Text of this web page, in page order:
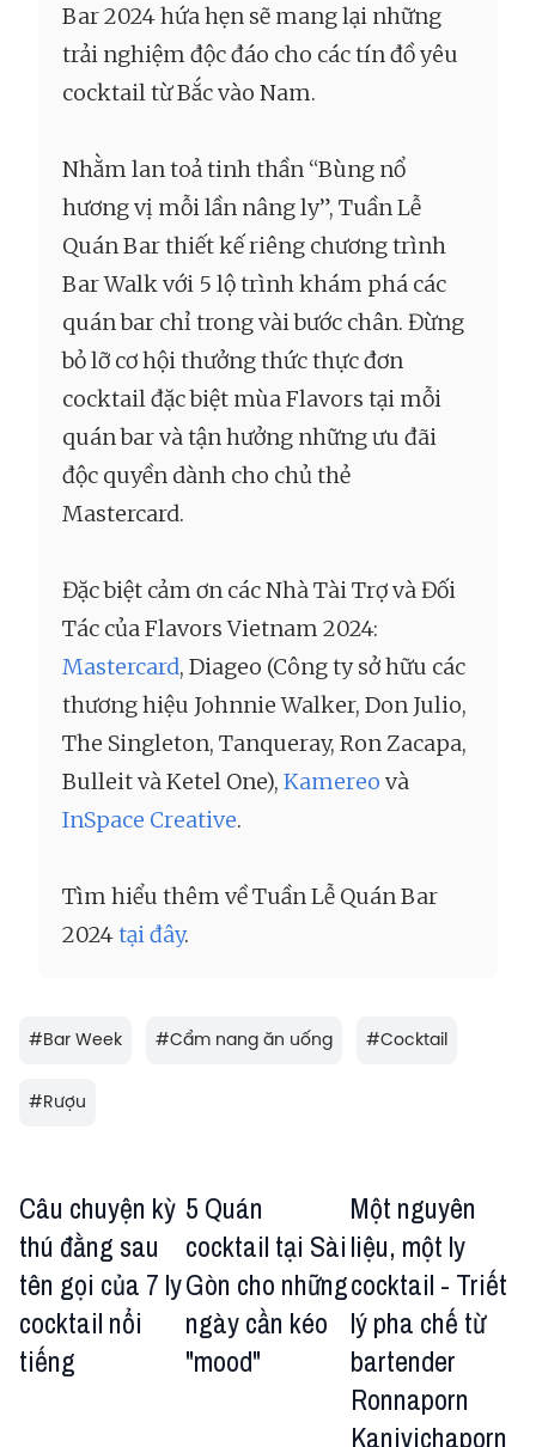
Bar 2024 hứa hẹn sẽ mang lại những
trải nghiệm độc đáo cho các tín đồ yêu
cocktail từ Bắc vào Nam.
Nhằm lan toả tinh thần “Bùng nổ
hương vị mỗi lần nâng ly”, Tuần Lễ
Quán Bar thiết kế riêng chương trình
Bar Walk với 5 lộ trình khám phá các
quán bar chỉ trong vài bước chân. Đừng
bỏ lỡ cơ hội thưởng thức thực đơn
cocktail đặc biệt mùa Flavors tại mỗi
quán bar và tận hưởng những ưu đãi
độc quyền dành cho chủ thẻ
Mastercard.
Đặc biệt cảm ơn các Nhà Tài Trợ và Đối
Tác của Flavors Vietnam 2024:
Mastercard, Diageo (Công ty sở hữu các
thương hiệu Johnnie Walker, Don Julio,
The Singleton, Tanqueray, Ron Zacapa,
Bulleit và Ketel One), Kamereo và
InSpace Creative.
Tìm hiểu thêm về Tuần Lễ Quán Bar
2024tại đây.
#Bar Week #Cẩm nang ăn uống #Cocktail
#Rượu
Câu chuyện kỳ
thú đằng sau
tên gọi của 7 ly
cocktail nổi
tiếng
5 Quán
cocktail tại Sài
Gòn cho những
ngày cần kéo
"mood"
Một nguyên
liệu, một ly
cocktail - Triết
lý pha chế từ
bartender
Ronnaporn
Kanivichaporn